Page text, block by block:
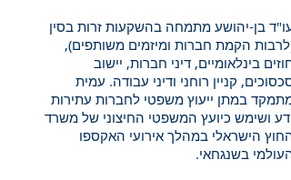
עו"ד בן-יהושע מתמחה בהשקעות זרות בסין
(לרבות הקמת חברות ומיזמים משותפים),
חוזים בינלאומיים, דיני חברות, יישוב
סכסוכים, קניין רוחני ודיני עבודה. עמית
מתמקד במתן ייעוץ משפטי לחברות עתירות
ידע ושימש כיועץ המשפטי החיצוני של משרד
החוץ הישראלי במהלך אירועי האקספו
העולמי בשנגחאי.